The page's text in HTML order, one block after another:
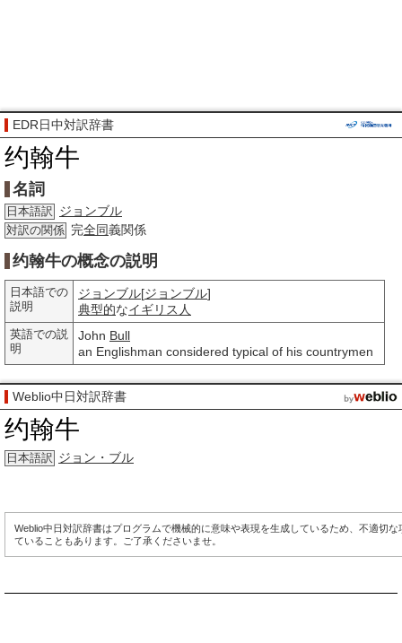
EDR日中対訳辞書
约翰牛
名詞
日本語訳 ジョンブル
対訳の関係 完全同義関係
约翰牛の概念の説明
日本語での
説明
ジョンブル[ジョンブル]
典型的なイギリス人
英語での説
明
John Bull
an Englishman considered typical of his countrymen
Weblio中日対訳辞書
约翰牛
日本語訳 ジョン・ブル
Weblio中日対訳辞書はプログラムで機械的に意味や表現を生成しているため、不適切な
ていることもあります。ご了承くださいませ。